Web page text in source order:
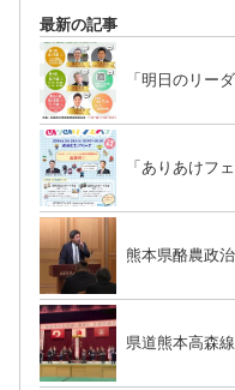
最新の記事
「明日のリー
「ありあけフ
熊本県酪農政
県道熊本高森